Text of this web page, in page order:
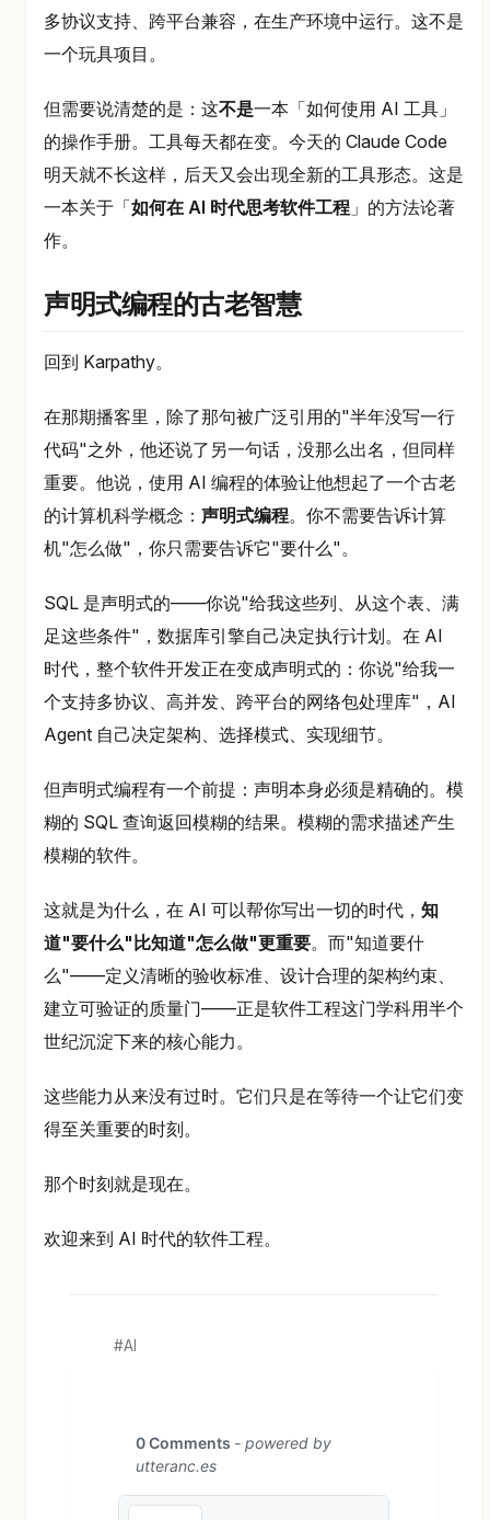
多协议支持、跨平台兼容，在生产环境中运行。这不是
一个玩具项目。
但需要说清楚的是：这不是一本「如何使用 AI 工具」
的操作手册。工具每天都在变。今天的 Claude Code
明天就不长这样，后天又会出现全新的工具形态。这是
一本关于「如何在 AI 时代思考软件工程 」的方法论著
作。
声明式编程的古老智慧
回到 Karpathy。
在那期播客里，除了那句被广泛引用的"半年没写一行
代码"之外，他还说了另一句话，没那么出名，但同样
重要。他说，使用 AI 编程的体验让他想起了一个古老
的计算机科学概念： 声明式编程。你不需要告诉计算
机"怎么做"，你只需要告诉它"要什么"。
SQL 是声明式的——你说"给我这些列、从这个表、满
足这些条件"，数据库引擎自己决定执行计划。在 AI
时代，整个软件开发正在变成声明式的：你说"给我一
个支持多协议、高并发、跨平台的网络包处理库"，AI
Agent 自己决定架构、选择模式、实现细节。
但声明式编程有一个前提：声明本身必须是精确的。模
糊的 SQL 查询返回模糊的结果。模糊的需求描述产生
模糊的软件。
这就是为什么，在 AI 可以帮你写出一切的时代， 知
道"要什么"比知道"怎么做"更重要。而"知道要什
么"——定义清晰的验收标准、设计合理的架构约束、
建立可验证的质量门——正是软件工程这门学科用半个
世纪沉淀下来的核心能力。
这些能力从来没有过时。它们只是在等待一个让它们变
得至关重要的时刻。
那个时刻就是现在。
欢迎来到 AI 时代的软件工程。
AI